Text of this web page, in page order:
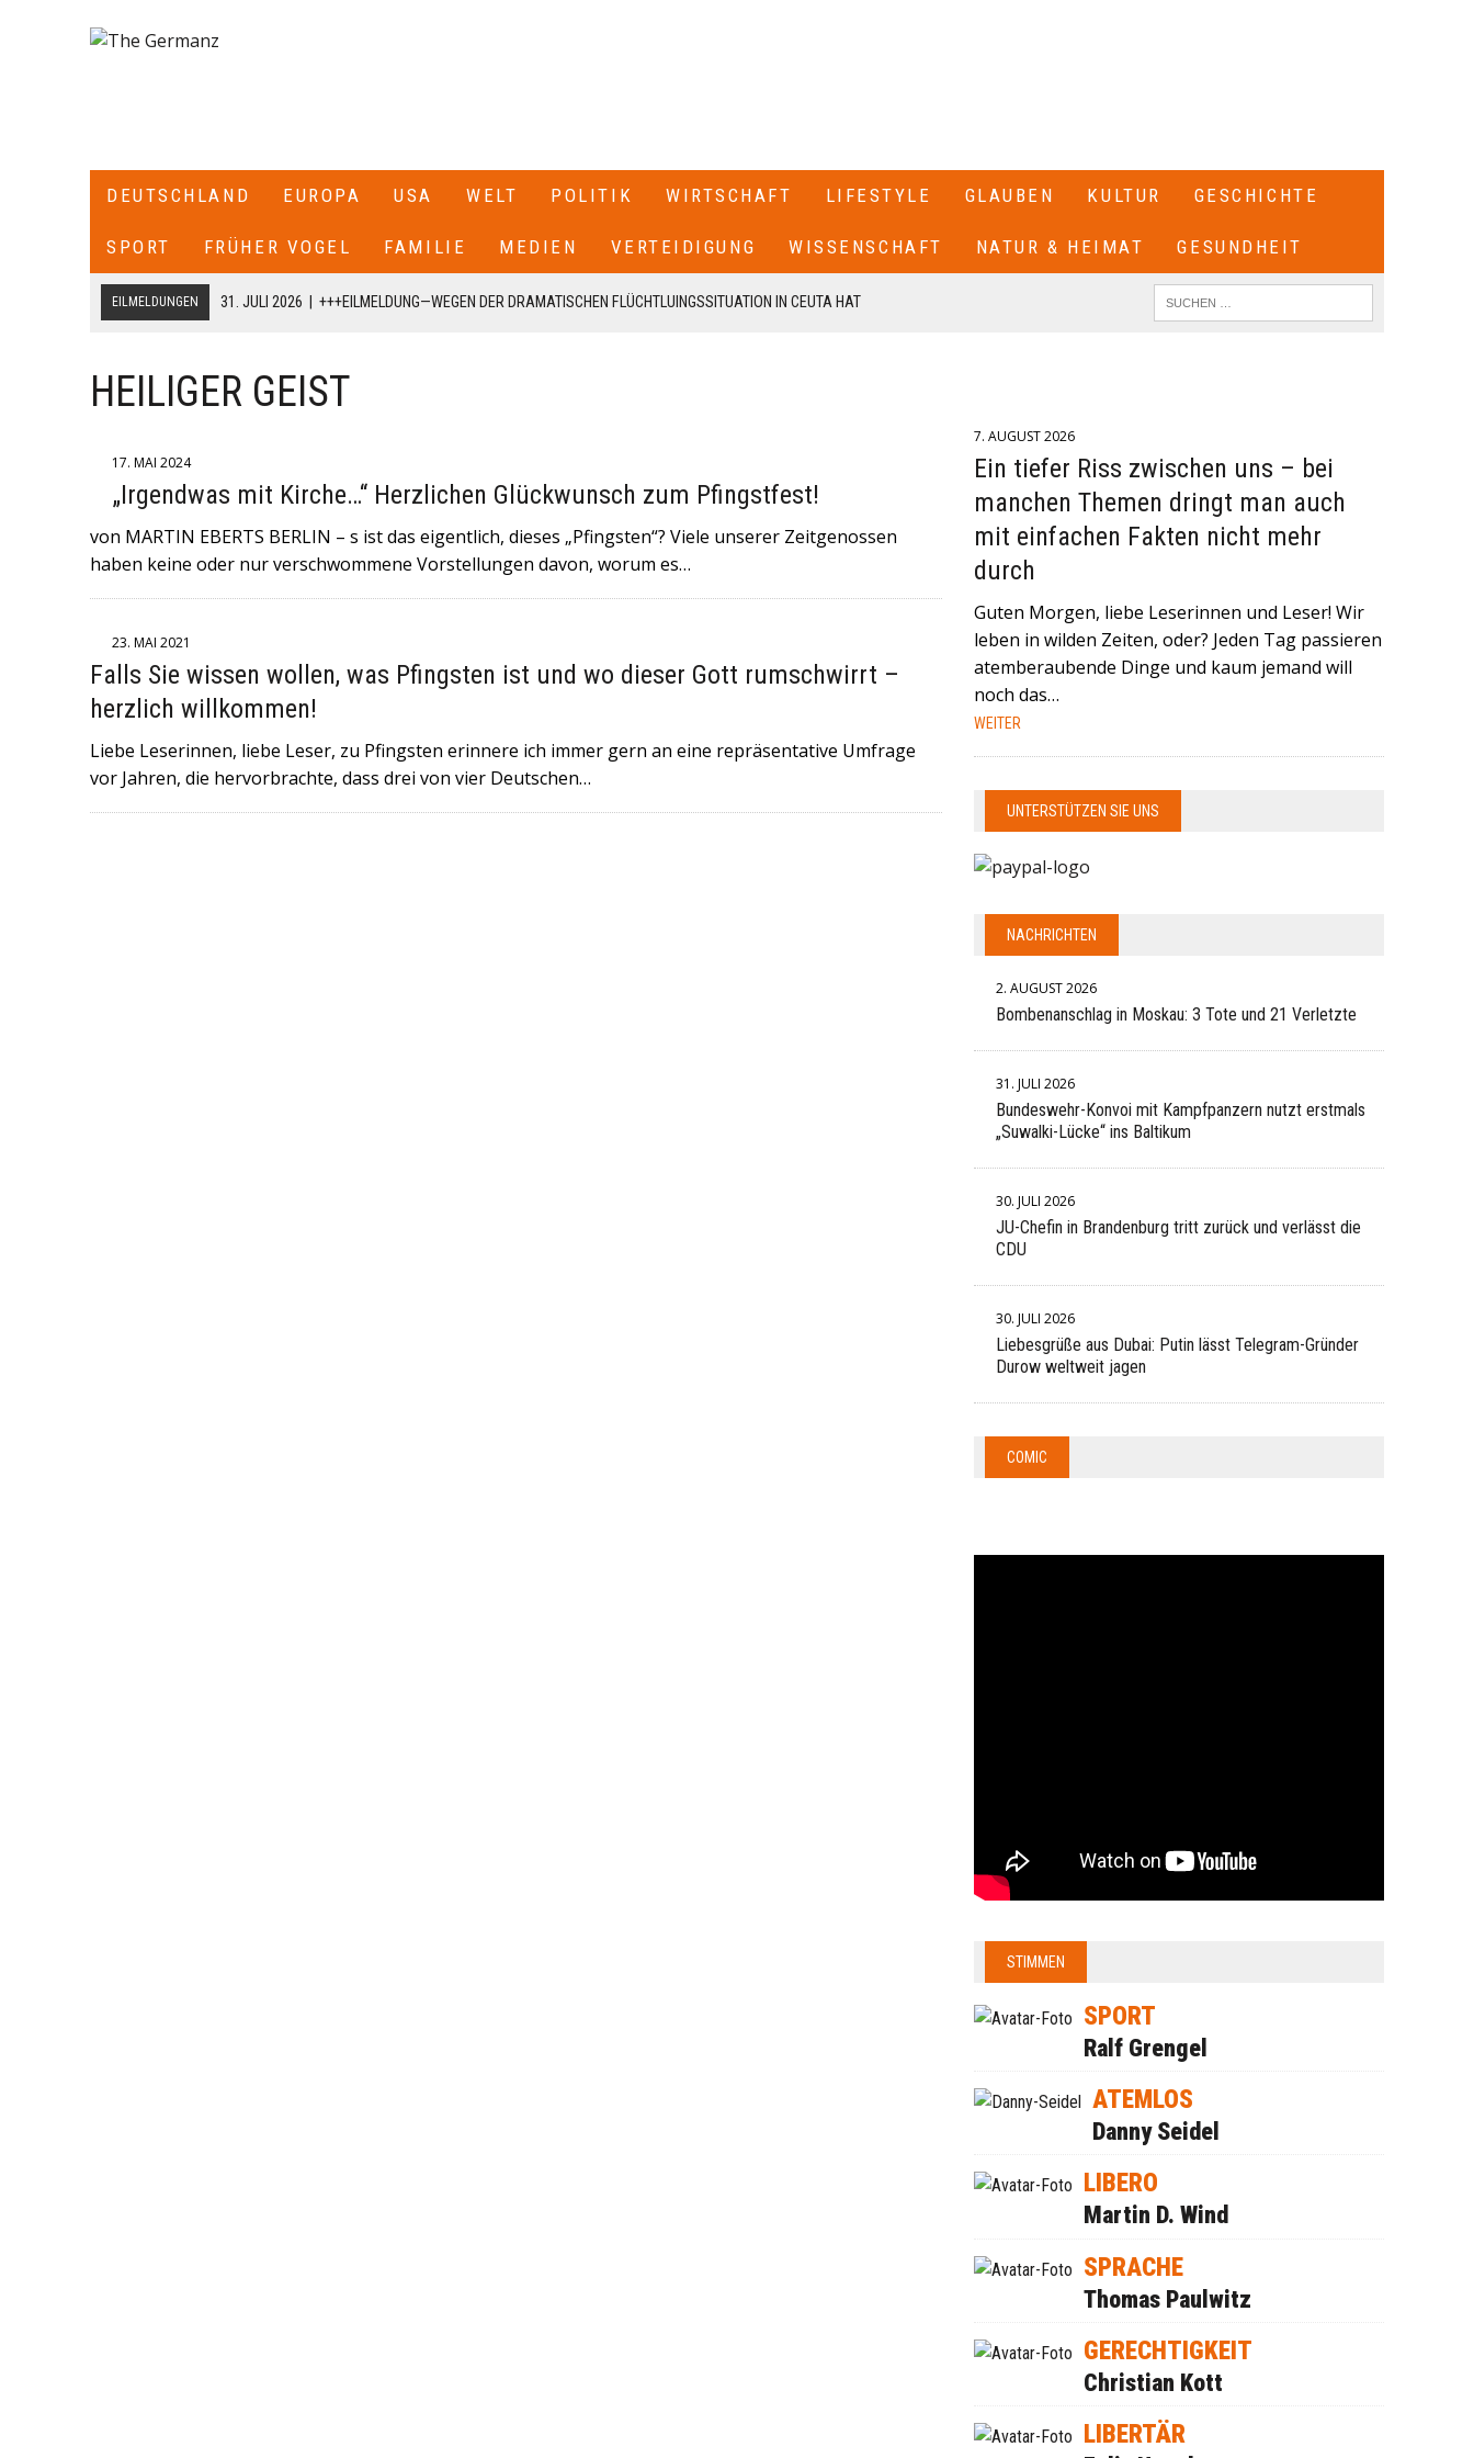
DEUTSCHLAND EUROPA USA WELT POLITIK WIRTSCHAFT LIFESTYLE GLAUBEN KULTUR GESCHICHTE
SPORT FRÜHER VOGEL FAMILIE MEDIEN VERTEIDIGUNG WISSENSCHAFT NATUR & HEIMAT GESUNDHEIT
EILMELDUNGEN 31. JULI 2026
+++EILMELDUNG—WEGEN DER DRAMATISCHEN FLÜCHTLUINGSSITUATION IN CEUTA HAT
18. JULI 2026 | +++CDU/CSU-FRAKTIONSCHEF JENS SPAHN HAT SEINEN RÜCKTRITT ERKLÄRT+++ .IN EINEM BRIEF AN DIE
FRAKTION SCHREIBT ER: „ICH HABE DIE PARTEIVORSITZENDEN VON CDU UND CSU, FRIEDRICH MERZ UND MARKUS SÖDER,
CDU/CSU-BUNDESTAGSFRAKTION ZURÜCKTRETE.+++
FULMINANTE WM-SIEGE EINGEFAHREN UND TREFFEN AM SAMSTAG IN MIAMI ZUM VIERTELFINALE AUFEINANDER+++
16. MAI 2026
+++IN DER NORDITALIENISCHEN STADT MODENA IST EIN MANN MIT EINEM AUTO IN EINE MENSCHENMENGE
GERAST+++ 8 MENSCHEN WURDEN VERLETZT , DAVON 4 SCHWER+++
HEILIGER GEIST
17. MAI 2024
„Irgendwas mit Kirche…“ Herzlichen Glückwunsch zum Pfingstfest!
von MARTIN EBERTS BERLIN – s ist das eigentlich, dieses „Pfingsten“? Viele unserer Zeitgenossen
haben keine oder nur verschwommene Vorstellungen davon, worum es…
23. MAI 2021
Falls Sie wissen wollen, was Pfingsten ist und wo dieser Gott rumschwirrt –
herzlich willkommen!
Liebe Leserinnen, liebe Leser, zu Pfingsten erinnere ich immer gern an eine repräsentative Umfrage
vor Jahren, die hervorbrachte, dass drei von vier Deutschen…
7. AUGUST 2026
Ein tiefer Riss zwischen uns – bei
manchen Themen dringt man auch
mit einfachen Fakten nicht mehr
durch
Guten Morgen, liebe Leserinnen und Leser! Wir
leben in wilden Zeiten, oder? Jeden Tag passieren
atemberaubende Dinge und kaum jemand will
noch das…
WEITER
UNTERSTÜTZEN SIE UNS
NACHRICHTEN
2. AUGUST 2026
Bombenanschlag in Moskau: 3 Tote und 21 Verletzte
31. JULI 2026
Bundeswehr-Konvoi mit Kampfpanzern nutzt erstmals
„Suwalki-Lücke“ ins Baltikum
30. JULI 2026
JU-Chefin in Brandenburg tritt zurück und verlässt die
CDU
30. JULI 2026
Liebesgrüße aus Dubai: Putin lässt Telegram-Gründer
Durow weltweit jagen
COMIC
STIMMEN
SPORT
Ralf Grengel
ATEMLOS
Danny Seidel
LIBERO
Martin D. Wind
SPRACHE
Thomas Paulwitz
GERECHTIGKEIT
Christian Kott
LIBERTÄR